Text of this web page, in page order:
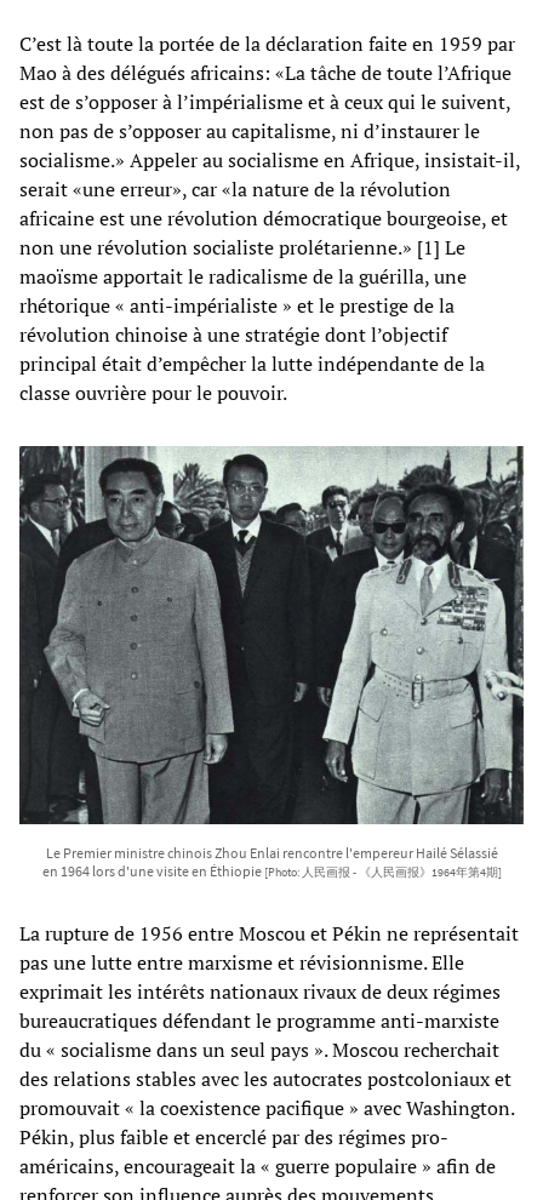
C’est là toute la portée de la déclaration faite en 1959 par
Mao à des délégués africains: «La tâche de toute l’Afrique
est de s’opposer à l’impérialisme et à ceux qui le suivent,
non pas de s’opposer au capitalisme, ni d’instaurer le
socialisme.» Appeler au socialisme en Afrique, insistait-il,
serait «une erreur», car «la nature de la révolution
africaine est une révolution démocratique bourgeoise, et
non une révolution socialiste prolétarienne.» [1] Le
maoïsme apportait le radicalisme de la guérilla, une
rhétorique « anti-impérialiste » et le prestige de la
révolution chinoise à une stratégie dont l’objectif
principal était d’empêcher la lutte indépendante de la
classe ouvrière pour le pouvoir.
Le Premier ministre chinois Zhou Enlai rencontre l'empereur Hailé Sélassié
en 1964 lors d'une visite en Éthiopie [Photo: 人民画报 - 《人民画报》1964年第4期]
La rupture de 1956 entre Moscou et Pékin ne représentait
pas une lutte entre marxisme et révisionnisme. Elle
exprimait les intérêts nationaux rivaux de deux régimes
bureaucratiques défendant le programme anti-marxiste
du « socialisme dans un seul pays ». Moscou recherchait
des relations stables avec les autocrates postcoloniaux et
promouvait « la coexistence pacifique » avec Washington.
Pékin, plus faible et encerclé par des régimes pro-
américains, encourageait la « guerre populaire » afin de